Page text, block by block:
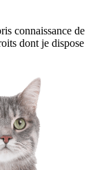
connaissance de
dont je dispose